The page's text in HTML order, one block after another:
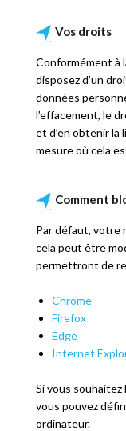
Vos droits
Conformément à
disposez d’un
données
l’effacement, le
et d’en obtenir la
mesure où cela
Comment
Par défaut, votre
cela peut être
permettront de
Chrome
Firefox
Edge
Internet
Si vous
vous pouvez
ordinateur.